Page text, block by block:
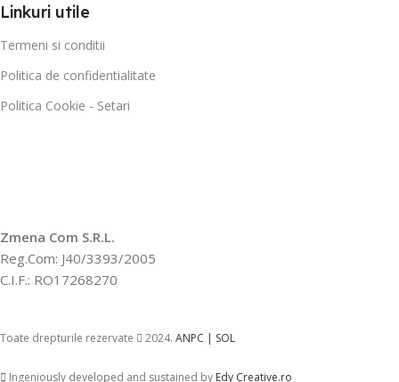
Linkuri utile
Termeni si conditii
Politica de confidentialitate
Politica Cookie - Setari
Zmena Com S.R.L.
Reg.Com: J40/3393/2005
C.I.F.: RO17268270
Toate drepturile rezervate 2024. ANPC | SOL
Ingeniously developed and sustained by Edy Creative.ro